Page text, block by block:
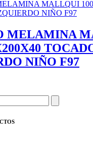
MELAMINA
NIÑO F97